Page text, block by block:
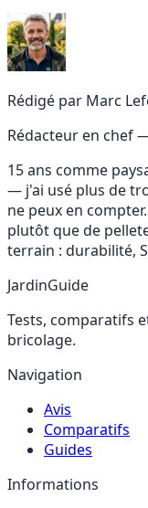
Rédigé par Marc
Rédacteur en chef
15 ans comme
— j'ai usé plus de
ne peux en
plutôt que de
terrain : durabilité,
JardinGuide
Tests, comparatifs
bricolage.
Navigation
Avis
Comparatifs
Guides
Informations